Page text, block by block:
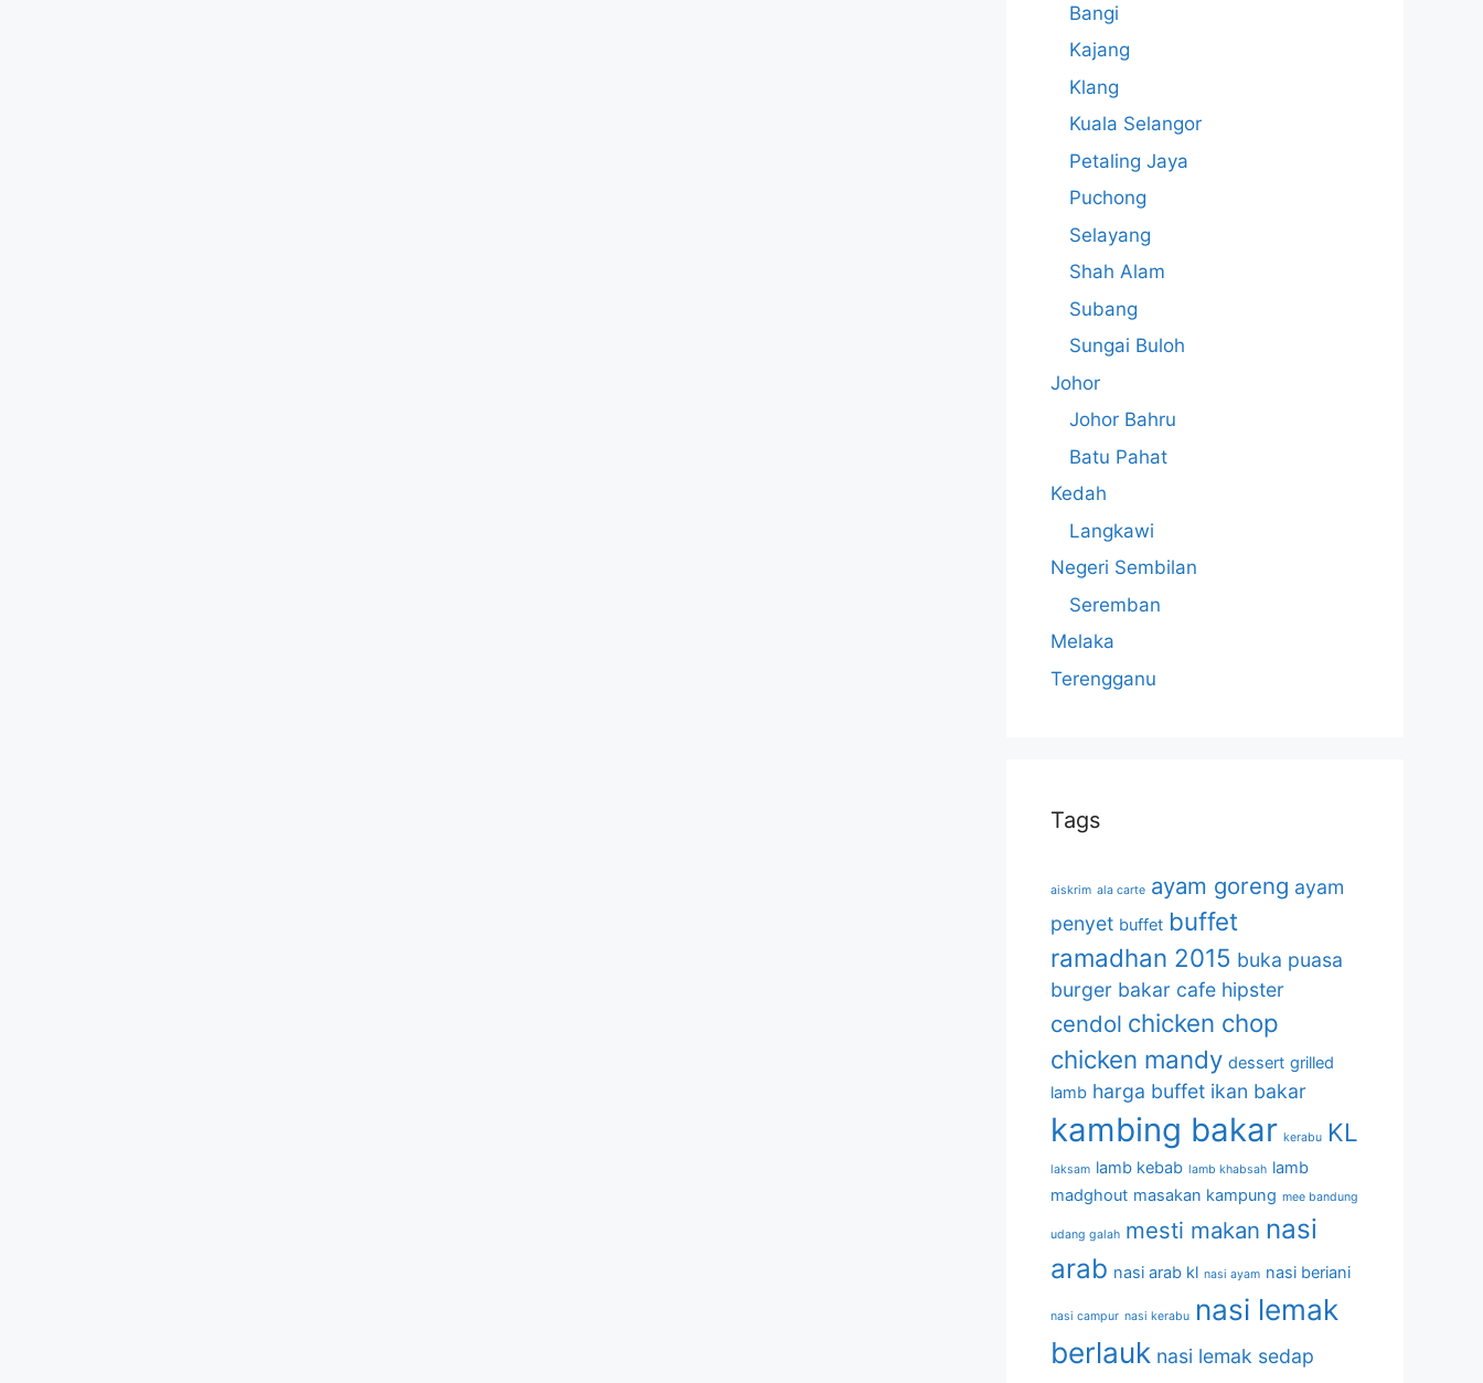
Bangi
Kajang
Klang
Kuala Selangor
Petaling Jaya
Puchong
Selayang
Shah Alam
Subang
Sungai Buloh
Johor
Johor Bahru
Batu Pahat
Kedah
Langkawi
Negeri Sembilan
Seremban
Melaka
Terengganu
Tags
aiskrim ala carte ayam goreng ayam
penyet buffet buffet
ramadhan 2015 buka puasa
burger bakar cafe hipster
cendol chicken chop
chicken mandy dessert grilled
lamb harga buffet ikan bakar
kambing bakar kerabu KL
laksam lamb kebab lamb khabsah lamb
madghout masakan kampung mee bandung
udang galah mesti makan nasi
arab nasi arab kl nasi ayam nasi beriani
nasi campur nasi kerabu nasi lemak
berlauk nasi lemak sedap